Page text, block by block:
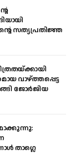
സത്യപ്രതിജ്ഞ
വാഴ്ത്തപ്പെട്ട
ജോര്‍ജിയ
താഗ്ലെ